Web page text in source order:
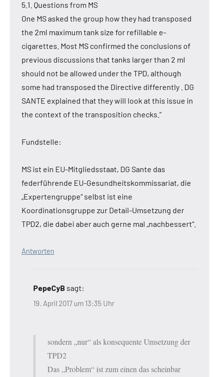
5.1. Questions from MS
One MS asked the group how they had transposed
the 2ml maximum tank size for refillable e-
cigarettes. Most MS confirmed the conclusions of
previous discussions that tanks larger than 2 ml
should not be allowed under the TPD, although
some had transposed the Directive differently . DG
SANTE explained that they will look at this issue in
the context of the transposition checks.“
Fundstelle:
MS ist ein EU-Mitgliedsstaat, DG Sante das
federführende EU-Gesundheitskommissariat, die
„Expertengruppe“ selbst ist eine
Koordinationsgruppe zur Detail-Umsetzung der
TPD2, die dabei aber auch gerne mal „nachbessert“.
Antworten
PepeCyB sagt:
19. April 2017 um 13:35 Uhr
sondern „nur“ als konsequente Umsetzung der
TPD2
Das „Problem“ ist zum einen das scheinbar